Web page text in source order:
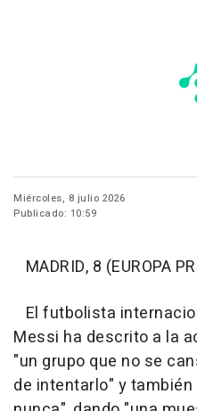
Miércoles, 8 julio 2026
Publicado: 10:59
MADRID, 8 (EUROPA
El futbolista
Messi ha descrito a la
"un grupo que no se
de intentarlo" y